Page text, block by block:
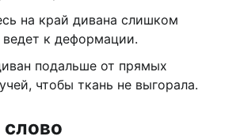
на край дивана слишком
к деформации.
подальше от прямых
чтобы ткань не выгорала.
слово